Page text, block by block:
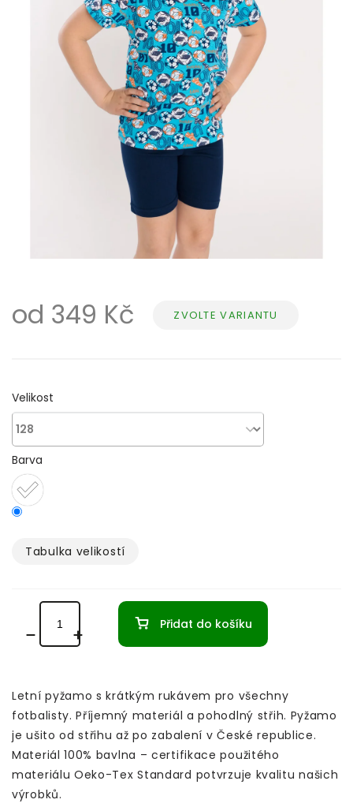
od 349 Kč Měrná
ZVOLTE VARIANTU
Velikost
Barva
Tabulka velikostí­
Přidat do košíku
Letní pyžamo s krátkým rukávem pro všechny
fotbalisty. Příjemný materiál a pohodlný střih. Pyžamo
je ušito od střihu až po zabalení v České republice.
Materiál 100% bavlna – certifikace použitého
materiálu Oeko-Tex Standard potvrzuje kvalitu našich
výrobků.